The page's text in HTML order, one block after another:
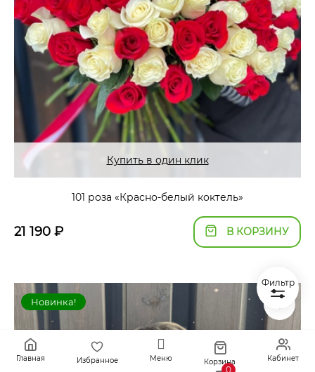
Главная Избранное Меню Корзина
0
Кабинет
Купить в один клик
101 роза «Красно-белый коктель»
21 190 ₽ В КОРЗИНУ
Новинка!
Фильтр